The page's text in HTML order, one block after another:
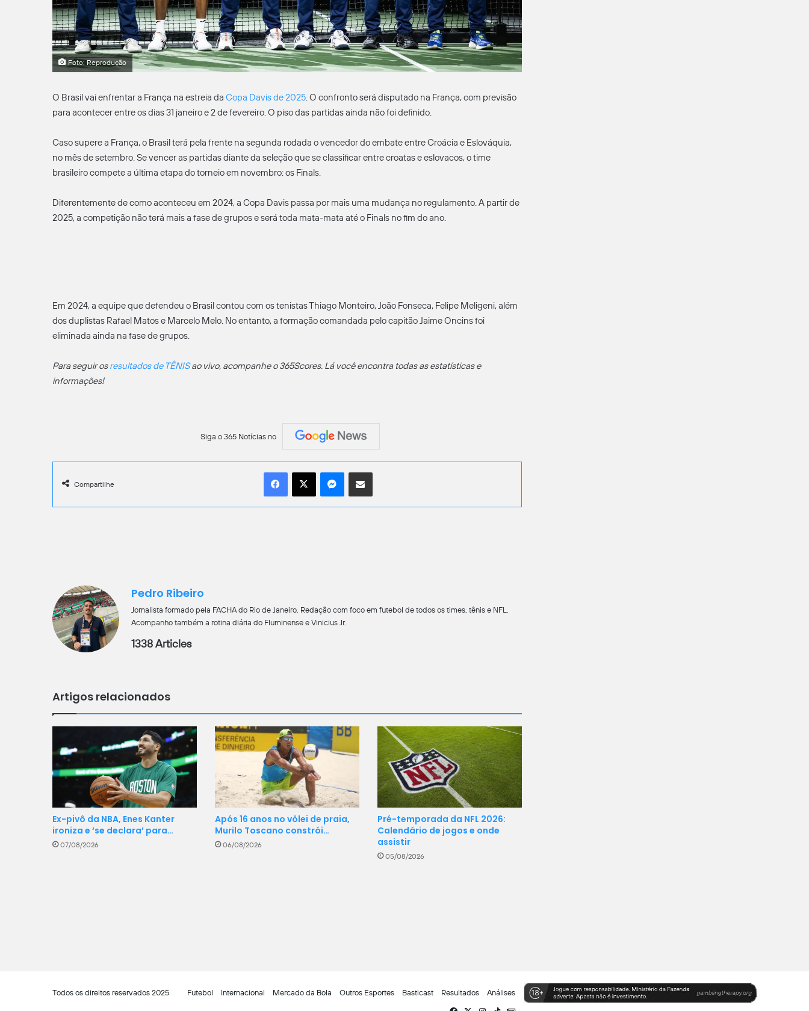
Foto: Reprodução
O Brasil vai enfrentar a França na estreia da Copa Davis de 2025. O confronto será disputado na França, com previsão
para acontecer entre os dias 31 janeiro e 2 de fevereiro. O piso das partidas ainda não foi definido.
Caso supere a França, o Brasil terá pela frente na segunda rodada o vencedor do embate entre Croácia e Eslováquia,
no mês de setembro. Se vencer as partidas diante da seleção que se classificar entre croatas e eslovacos, o time
brasileiro compete a última etapa do torneio em novembro: os Finals.
Diferentemente de como aconteceu em 2024, a Copa Davis passa por mais uma mudança no regulamento. A partir de
2025, a competição não terá mais a fase de grupos e será toda mata-mata até o Finals no fim do ano.
Em 2024, a equipe que defendeu o Brasil contou com os tenistas Thiago Monteiro, João Fonseca, Felipe Meligeni, além
dos duplistas Rafael Matos e Marcelo Melo. No entanto, a formação comandada pelo capitão Jaime Oncins foi
eliminada ainda na fase de grupos.
Para seguir osresultados de TÊNISao vivo, acompanhe o 365Scores. Lá você encontra todas as estatísticas e
informações!
Siga o 365 Notícias no
Compartilhe
Facebook
X MessengerCompartilhar por e-mail
Pedro Ribeiro
Jornalista formado pela FACHA do Rio de Janeiro. Redação com foco em futebol de todos os times, tênis e NFL.
Acompanho também a rotina diária do Fluminense e Vinicius Jr.
1338 Articles
Artigos relacionados
Ex-pivô da NBA, Enes Kanter
ironiza e ‘se declara’ para…
07/08/2026
Após 16 anos no vôlei de praia,
Murilo Toscano constrói…
06/08/2026
Pré-temporada da NFL 2026:
Calendário de jogos e onde
assistir
05/08/2026
Todos os direitos reservados 2025 Futebol Internacional Mercado da Bola Outros Esportes Basticast Resultados
Análises